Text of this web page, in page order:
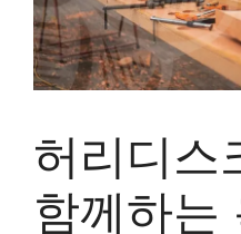
허리디스
함께하는